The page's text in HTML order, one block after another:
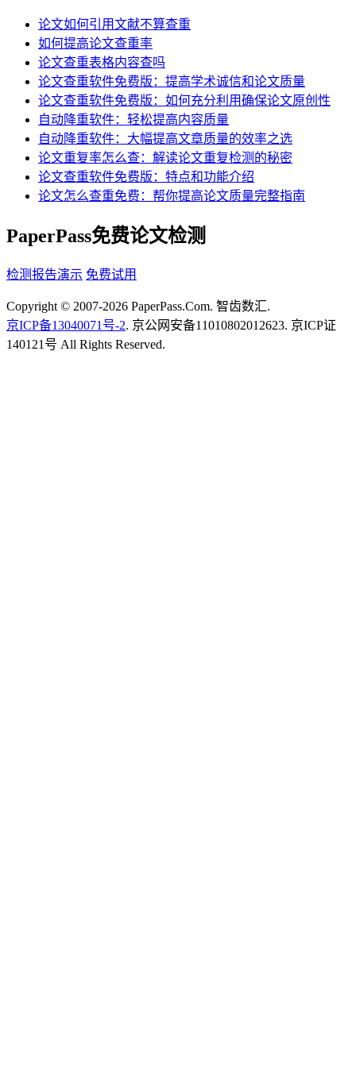
论文如何引用文献不算查重
如何提高论文查重率
论文查重表格内容查吗
论文查重软件免费版：提高学术诚信和论文质量
论文查重软件免费版：如何充分利用确保论文原创性
自动降重软件：轻松提高内容质量
自动降重软件：大幅提高文章质量的效率之选
论文重复率怎么查：解读论文重复检测的秘密
论文查重软件免费版：特点和功能介绍
论文怎么查重免费：帮你提高论文质量完整指南
PaperPass免费论文检测
检测报告演示 免费试用
Copyright © 2007-2026 PaperPass.Com. 智齿数汇.
京ICP备13040071号-2. 京公网安备11010802012623. 京ICP证
140121号 All Rights Reserved.